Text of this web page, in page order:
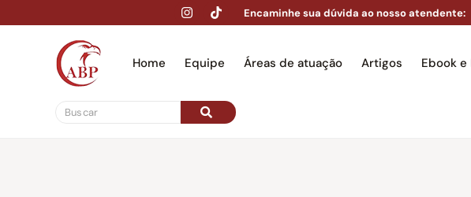
Encaminhe sua dúvida ao nosso atendente:
Home Equipe Áreas de atuação Artigos Ebook